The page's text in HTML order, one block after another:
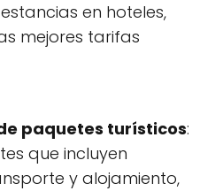
en hoteles,
mejores tarifas
paquetes turísticos:
que incluyen
y alojamiento,